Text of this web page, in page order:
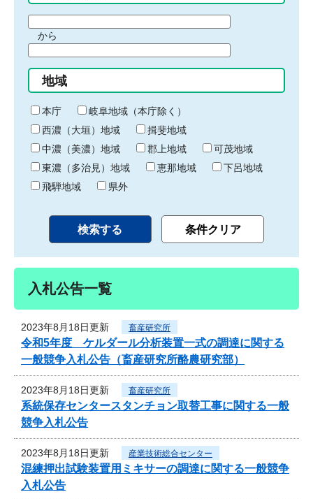
間
始
り
から
間
終
わ
り
地域
本庁
岐阜地域（本庁除く）
西濃（大垣）地域
揖斐地域
中濃（美濃）地域
郡上地域
可茂地域
東濃（多治見）地域
恵那地域
下呂地域
飛騨地域
県外
入札公告一覧
2023年8月18日更新 畜産研究所
令和5年度 ケルダール分析装置一式の調達に関する
一般競争入札公告（畜産研究所酪農研究部）
2023年8月18日更新 畜産研究所
系統保存センタースタンチョン取替工事に関する一般
競争入札公告
2023年8月18日更新 産業技術総合センター
混練押出試験装置用ミキサーの調達に関する一般競争
入札公告